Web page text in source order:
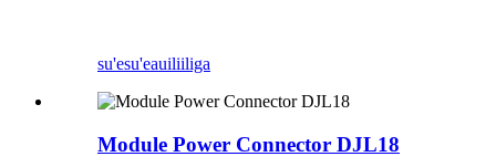
su'esu'eauiliiliga
Module Power Connector DJL18